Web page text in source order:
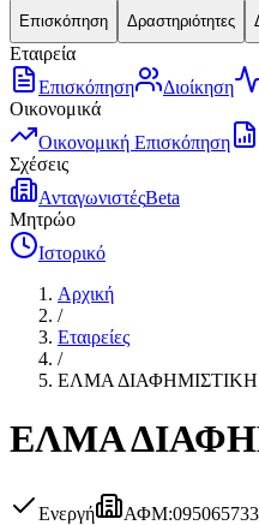
Επισκόπηση Δραστηριότητες
Εταιρεία
Επισκόπηση
Διοίκηση
Οικονομικά
Οικονομική Επισκόπηση
Σχέσεις
ΑνταγωνιστέςBeta
Μητρώο
Ιστορικό
Αρχική
/
Εταιρείες
/
ΕΛΜΑ ΔΙΑΦΗΜΙΣΤΙΚΗ
ΕΛΜΑ
Ενεργή ΑΦΜ:095065733